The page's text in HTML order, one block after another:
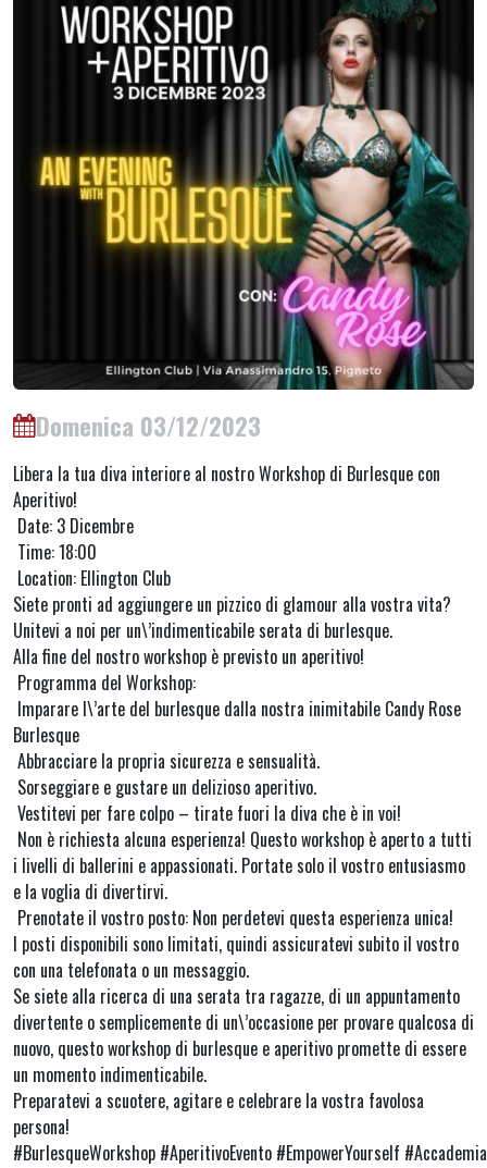
Domenica 03/12/2023
Libera la tua diva interiore al nostro Workshop di Burlesque con
Aperitivo!
Date: 3 Dicembre
Time: 18:00
Location: Ellington Club
Siete pronti ad aggiungere un pizzico di glamour alla vostra vita?
Unitevi a noi per un\’indimenticabile serata di burlesque.
Alla fine del nostro workshop è previsto un aperitivo!
Programma del Workshop:
Imparare l\’arte del burlesque dalla nostra inimitabile Candy Rose
Burlesque
Abbracciare la propria sicurezza e sensualità.
Sorseggiare e gustare un delizioso aperitivo.
Vestitevi per fare colpo – tirate fuori la diva che è in voi!
Non è richiesta alcuna esperienza! Questo workshop è aperto a tutti
i livelli di ballerini e appassionati. Portate solo il vostro entusiasmo
e la voglia di divertirvi.
Prenotate il vostro posto: Non perdetevi questa esperienza unica!
I posti disponibili sono limitati, quindi assicuratevi subito il vostro
con una telefonata o un messaggio.
Se siete alla ricerca di una serata tra ragazze, di un appuntamento
divertente o semplicemente di un\’occasione per provare qualcosa di
nuovo, questo workshop di burlesque e aperitivo promette di essere
un momento indimenticabile.
Preparatevi a scuotere, agitare e celebrare la vostra favolosa
persona!
#BurlesqueWorkshop #AperitivoEvento #EmpowerYourself